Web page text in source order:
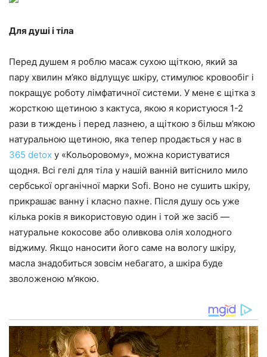
Для душі і тіла
Перед душем я роблю масаж сухою щіткою, який за
пару хвилин м’яко відлущує шкіру, стимулює кровообіг і
покращує роботу лімфатичної системи. У мене є щітка з
жорсткою щетиною з кактуса, якою я користуюся 1-2
рази в тиждень і перед лазнею, а щіткою з більш м’якою
натуральною щетиною, яка тепер продається у нас в
365 detox у «Кольоровому», можна користуватися
щодня. Всі гелі для тіла у нашій ванній витіснило мило
сербської органічної марки Sofi. Воно не сушить шкіру,
прикрашає ванну і класно пахне. Після душу ось уже
кілька років я використовую один і той же засіб —
натуральне кокосове або оливкова олія холодного
віджиму. Якщо наносити його саме на вологу шкіру,
масла знадобиться зовсім небагато, а шкіра буде
зволоженою м’якою.